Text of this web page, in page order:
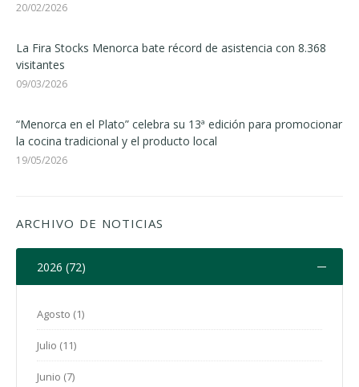
20/02/2026
La Fira Stocks Menorca bate récord de asistencia con 8.368
visitantes
09/03/2026
“Menorca en el Plato” celebra su 13ª edición para promocionar
la cocina tradicional y el producto local
19/05/2026
ARCHIVO DE NOTICIAS
2026 (72)
Agosto (1)
Julio (11)
Junio (7)